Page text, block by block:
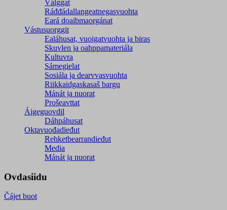
Válggat
Ráđđádallangeatnegas­vuohta
Eará doaibmaorgánat
Vástusuorggit
Ealáhusat, vuoigatvuohta ja biras
Skuvlen ja oahppamateriála
Kultuvra
Sámegielat
Sosiála ja dearvvasvuohta
Riikkaidgaskasaš bargu
Mánát ja nuorat
Prošeavttat
Áigeguovdil
Dáhpáhusat
Oktavuođadieđut
Rehketbearrandieđut
Media
Mánát ja nuorat
Ovdasiidu
Čájet buot